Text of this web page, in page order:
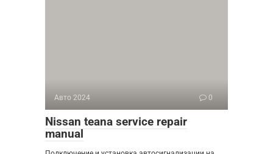
Авто 2024 0
Nissan teana service repair
manual